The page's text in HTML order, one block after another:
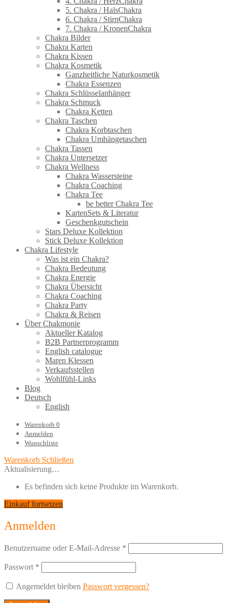
5. Chakra / HalsChakra
6. Chakra / StirnChakra
7. Chakra / KronenChakra
Chakra Bilder
Chakra Karten
Chakra Kissen
Chakra Kosmetik
Ganzheitliche Naturkosmetik
Chakra Essenzen
Chakra Schlüsselanhänger
Chakra Schmuck
Chakra Ketten
Chakra Taschen
Chakra Korbtaschen
Chakra Umhängetaschen
Chakra Tassen
Chakra Untersetzer
Chakra Wellness
Chakra Wassersteine
Chakra Coaching
Chakra Tee
be better Chakra Tee
KartenSets & Literatur
Geschenkgutschein
Stars Deluxe Kollektion
Stick Deluxe Kollektion
Chakra Lifestyle
Was ist ein Chakra?
Chakra Bedeutung
Chakra Energie
Chakra Übersicht
Chakra Coaching
Chakra Party
Chakra & Reisen
Über Chakmonie
Aktueller Katalog
B2B Partnerprogramm
English catalogue
Maren Klessen
Verkaufsstellen
Wohlfühl-Links
Blog
Deutsch
English
Warenkorb 0
Anmelden
Wunschliste
Warenkorb Schließen
Aktualisierung…
Es befinden sich keine Produkte im Warenkorb.
Einkauf fortsetzen
Anmelden
Benutzername oder E-Mail-Adresse *
Passwort *
Angemeldet bleiben Passwort vergessen?